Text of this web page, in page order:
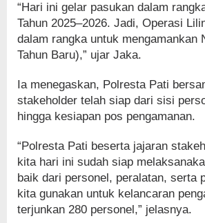
“Hari ini gelar pasukan dalam
Tahun 2025–2026. Jadi, Operasi
dalam rangka untuk mengamankan
Tahun Baru),” ujar Jaka.
Ia menegaskan, Polresta Pati
stakeholder telah siap dari sisi
hingga kesiapan pos pengamanan.
“Polresta Pati beserta jajaran
kita hari ini sudah siap
baik dari personel, peralatan, serta
kita gunakan untuk kelancaran
terjunkan 280 personel,” jelasnya.